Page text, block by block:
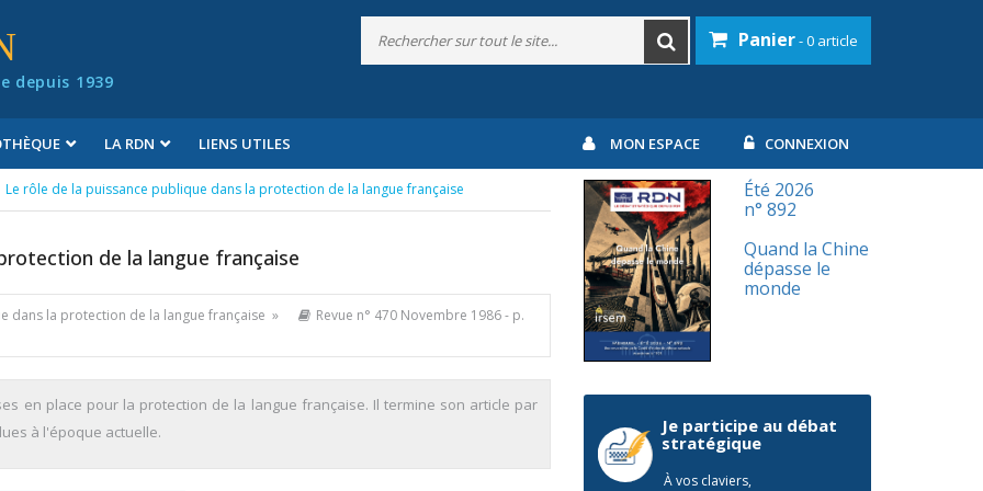
depuis 1939
Panier- 0 article
LA RDN LIENS UTILES MON ESPACE CONNEXION
Le rôle de la puissance publique dans la protection de la langue française
de la langue française
dans la protection de la langue française » Revue n° 470 Novembre 1986- p.
en place pour la protection de la langue française. Il termine son article par
à l'époque actuelle.
Été 2026
n° 892
Quand la Chine
dépasse le
monde
Je participe au débat
stratégique
À vos claviers,